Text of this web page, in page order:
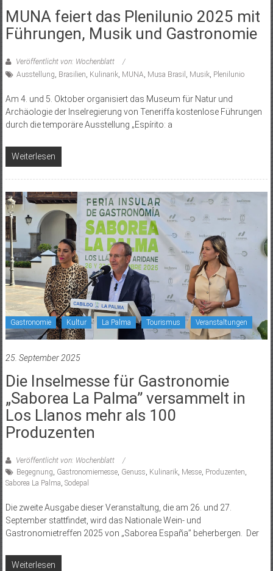
MUNA feiert das Plenilunio 2025 mit
Führungen, Musik und Gastronomie
Veröffentlicht von: Wochenblatt
Ausstellung, Brasilien, Kulinarik, MUNA, Musa Brasil , Musik, Plenilunio
Am 4. und 5. Oktober organisiert das Museum für Natur und
Archäologie der Inselregierung von Teneriffa kostenlose Führungen
durch die temporäre Ausstellung „Espírito: a
Weiterlesen
Gastronomie Kultur La Palma Tourismus Veranstaltungen
25. September 2025
Die Inselmesse für Gastronomie
„Saborea La Palma” versammelt in
Los Llanos mehr als 100
Produzenten
Veröffentlicht von: Wochenblatt
Begegnung, Gastronomiemesse, Genuss, Kulinarik, Messe, Produzenten,
Saborea La Palma, Sodepal
Die zweite Ausgabe dieser Veranstaltung, die am 26. und 27.
September stattfindet, wird das Nationale Wein- und
Gastronomietreffen 2025 von „Saborea España” beherbergen. Der
Weiterlesen